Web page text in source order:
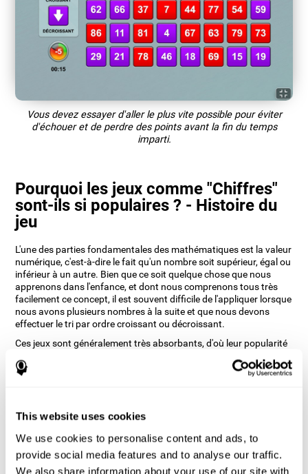
This website uses cookies
We use cookies to personalise content and ads, to
provide social media features and to analyse our traffic.
We also share information about your use of our site with
Vous devez essayer d'aller le plus vite possible pour éviter
d'échouer et de perdre des points avant la fin du temps
imparti.
Pourquoi les jeux comme "Chiffres"
sont-ils si populaires ? - Histoire du
jeu
L'une des parties fondamentales des mathématiques est la valeur
numérique, c'est-à-dire le fait qu'un nombre soit supérieur, égal ou
inférieur à un autre. Bien que ce soit quelque chose que nous
apprenons dans l'enfance, et dont nous comprenons tous très
facilement ce concept, il est souvent difficile de l'appliquer lorsque
nous avons plusieurs nombres à la suite et que nous devons
effectuer le tri par ordre croissant ou décroissant.
Ces jeux sont généralement très absorbants, d'où leur popularité
version en ligne prenant en compte non seulement différents
niveaux de difficulté, mais aussi un design simple et facile à
Comment le jeu mental "Chiffres"
améliore-t-il mes compétences
cognitives ?